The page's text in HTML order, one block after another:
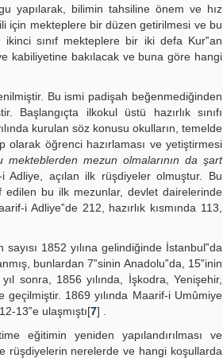
yapılarak, bilimin tahsiline önem ve hız
için mekteplere bir düzen getirilmesi ve bu
sınıf mekteplere bir iki defa Kur‟an
kabiliyetine bakılacak ve buna göre hangi
Bu ismi padişah beğenmediğinden
Başlangıçta ilkokul üstü hazırlık sınıfı
kurulan söz konusu okulların, temelde
olarak öğrenci hazırlaması ve yetiştirmesi
mezun olmalarının da şart
açılan ilk rüşdiyeler olmuştur. Bu
edilen bu ilk mezunlar, devlet dairelerinde
i Adliye‟de 212, hazırlık kısmında 113,
1852 yılına gelindiğinde İstanbul‟da
bunlardan 7‟sinin Anadolu‟da, 15‟inin
sonra, 1856 yılında, İşkodra, Yenişehir,
1869 yılında Maarif-i Umûmiye
13‟e ulaşmıştı[7] .
eğitimin yeniden yapılandırılması ve
rüşdiyelerin nerelerde ve hangi koşullarda